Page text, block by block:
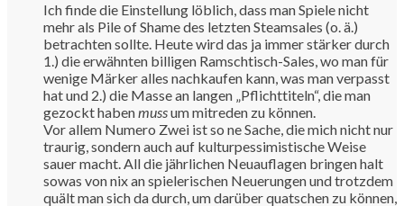
Ich finde die Einstellung löblich, dass man Spiele nicht
mehr als Pile of Shame des letzten Steamsales (o. ä.)
betrachten sollte. Heute wird das ja immer stärker durch
1.) die erwähnten billigen Ramschtisch-Sales, wo man für
wenige Märker alles nachkaufen kann, was man verpasst
hat und 2.) die Masse an langen „Pflichttiteln“, die man
gezockt habenmussum mitreden zu können.
Vor allem Numero Zwei ist so ne Sache, die mich nicht nur
traurig, sondern auch auf kulturpessimistische Weise
sauer macht. All die jährlichen Neuauflagen bringen halt
sowas von nix an spielerischen Neuerungen und trotzdem
quält man sich da durch, um darüber quatschen zu können,